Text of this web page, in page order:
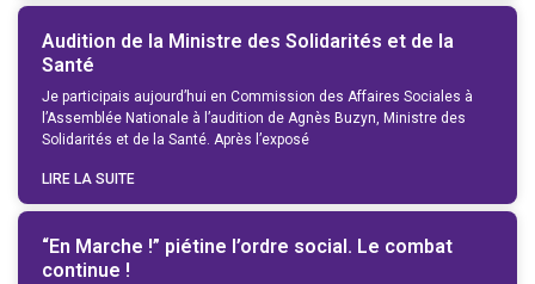
Audition de la Ministre des Solidarités et de la
Santé
Je participais aujourd’hui en Commission des Affaires Sociales à
l’Assemblée Nationale à l’audition de Agnès Buzyn, Ministre des
Solidarités et de la Santé. Après l’exposé
LIRE LA SUITE
“En Marche !” piétine l’ordre social. Le combat
continue !